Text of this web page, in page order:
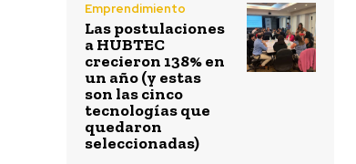
Emprendimiento
Las postulaciones
a HUBTEC
crecieron 138% en
un año (y estas
son las cinco
tecnologías que
quedaron
seleccionadas)